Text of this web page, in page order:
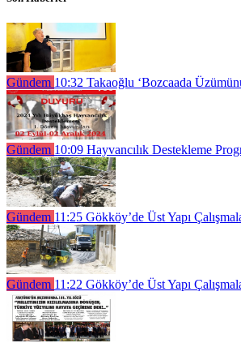
Gündem 10:32 Takaoğlu ‘Bozcaada
Gündem 10:09 Hayvancılık Destekleme
Gündem 11:25 Gökköy’de Üst Yapı
Gündem 11:22 Gökköy’de Üst Yapı